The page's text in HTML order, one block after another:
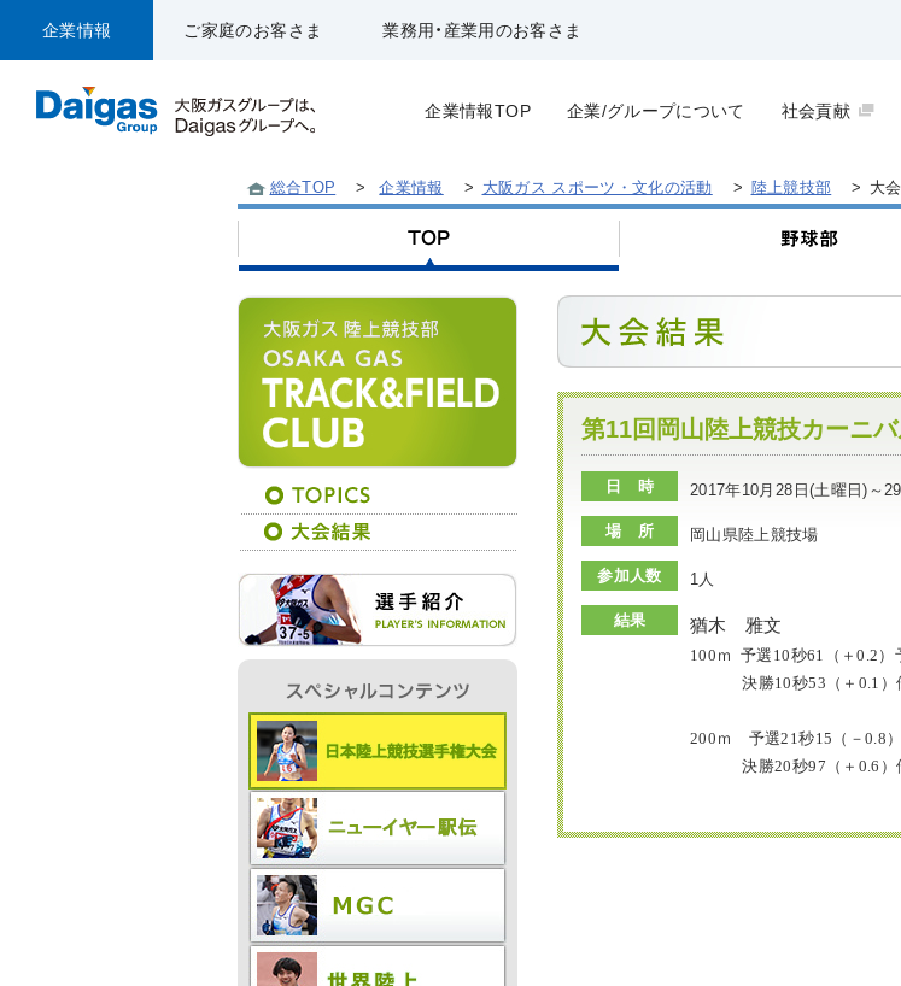
企業情報 ご家庭のお客さま 業務用・産業用のお客さま
企業情報TOP 企業/グループについて 社会貢献
総合TOP > 企業情報 > 大阪ガス スポーツ・文化の活動 > 陸上競技部 > 大
第11回岡山陸上競技カーニ
日 時 2017年10月28日(土曜日)～
場 所 岡山県陸上競技場
参加人数 1人
結果 猶木 雅文
100ｍ 予選10秒61（＋0.2）
決勝10秒53（＋0.1）
200ｍ 予選21秒15（－0.8
決勝20秒97（＋0.6）